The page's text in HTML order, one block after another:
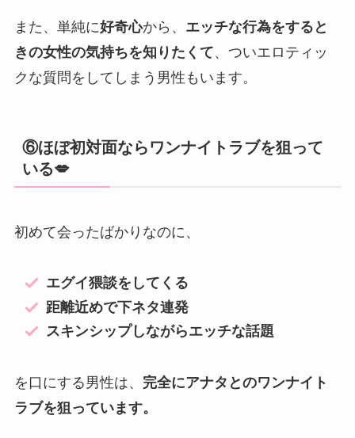
また、単純に好奇心から、 エッチな行為をすると
きの女性の気持ちを知りたくて、ついエロティッ
クな質問をしてしまう男性もいます。
⑥ほぼ初対面ならワンナイトラブを狙って
いる💋
初めて会ったばかりなのに、
エグイ猥談をしてくる
距離近めで下ネタ連発
スキンシップしながらエッチな話題
を口にする男性は、 完全にアナタとのワンナイト
ラブを狙っています。